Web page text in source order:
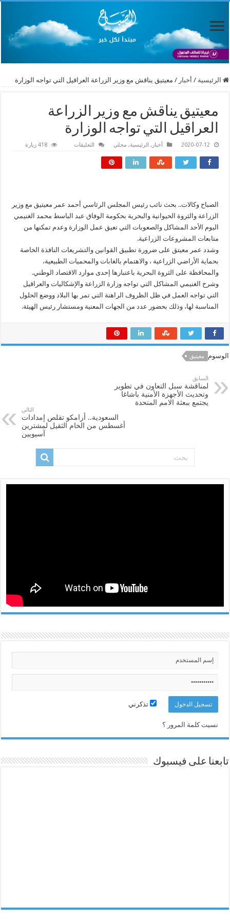
الرئيسية / أخبار / معيتيق يناقش مع وزير الزراعة العراقيل التي تواجه الوزارة
معيتيق يناقش مع وزير الزراعة
العراقيل التي تواجه الوزارة
2020-07-12 أخبار , الرئيسية, محلي التعليقات
الوزارة
418 زيارة
الصباح وكالات.. بحث نائب رئيس المجلس الرئاسي أحمد عمر معيتيق مع وزير
الزراعة والثروة الحيوانية والبحرية بحكومة الوفاق عبد الباسط محمد الغنيمي
اليوم الأحد المشاكل والصعوبات التي تعيق عمل الوزارة ‏وعدم تمكنها من
متابعات المشروعات الزراعية.
وشدد عمر معيتق على ضرورة تطبيق القوانين والتشريعات النافذة الخاصة
بحماية الأراضي الزراعية ، والاهتمام بالغابات والمحميات الطبيعية،
والمحافظة على الثروة البحرية باعتبارها إحدى موارد الاقتصاد الوطني.
وشرح الغنيمي المشاكل التي تواجه وزارة الزراعة والإشكاليات والعراقيل
التي تواجه العمل في ظل الظروف الراهنة التي تمر بها البلاد ووضع الحلول
المناسبة لها، وذلك بحضور عدد من الجهات المعنية ومستشار رئيس الهيئة.
الوسوم معيتيق
السابق
لمناقشة سبل التعاون في تطوير
وتحديث الأجهزة الأمنية باشاغا
يجتمع ببعثة الامم المتحدة
التالي
السعودية.. أرامكو تقلص إمدادات
أغسطس من الخام الثقيل لمشترين
آسيويين
تذكرني
نسيت كلمة المرور ؟
تابعنا على فيسبوك